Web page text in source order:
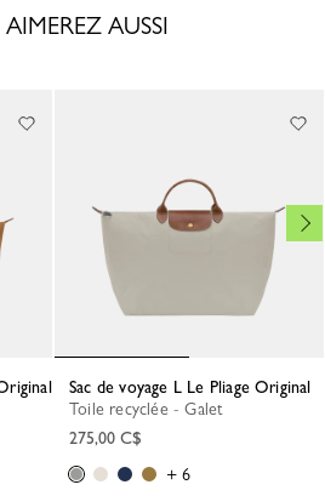
AUSSI
Sac de voyage L Le Pliage Original
Toile recyclée - Galet
275,00 C$
+ 6